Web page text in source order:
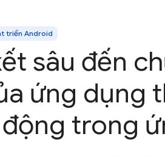
triển Android
sâu đến
ứng dụng
trong